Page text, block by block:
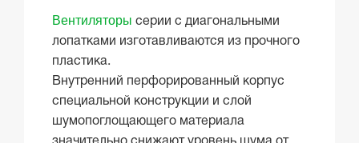
Вентиляторы серии с диагональными
лопатками изготавливаются из прочного
пластика.
Внутренний перфорированный корпус
специальной конструкции и слой
шумопоглощающего материала